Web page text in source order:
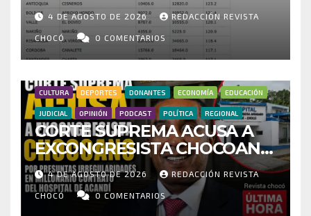
HISTÓRICO CUESTIONA
CENSO ELECTORAL Y PIDE
INVESTIGAR PRESUNTO
FRAUDE
4 DE AGOSTO DE 2026 REDACCIÓN REVISTA
CHOCÓ 0 COMENTARIOS
CULTURA DEPORTES DONANTES ECONOMÍA EDUCACIÓN
JUDICIAL OPINIÓN PODCAST POLÍTICA REGIONAL
CORTE SUPREMA ACUSA A
EXCONGRESISTA CHOCOANO
POR PRESUNTAS
IRREGULARIDADES EN
MILLONARIO CONTRATO DEL
4 DE AGOSTO DE 2026 REDACCIÓN REVISTA
CHOCÓ 0 COMENTARIOS